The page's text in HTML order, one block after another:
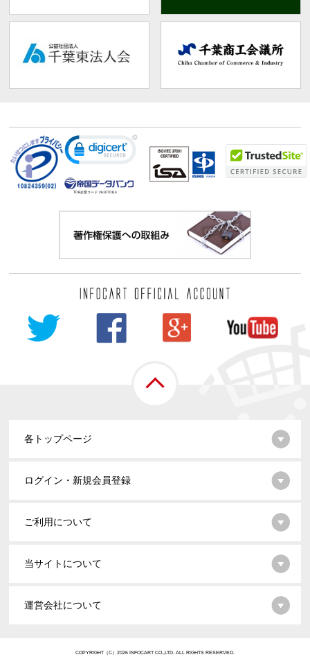
TDB企業コード:261070114
各トップページ
ログイン・新規会員登録
ご利用について
当サイトについて
運営会社について
COPYRIGHT（C）2026 INFOCART CO.,LTD. ALL RIGHTS RESERVED.